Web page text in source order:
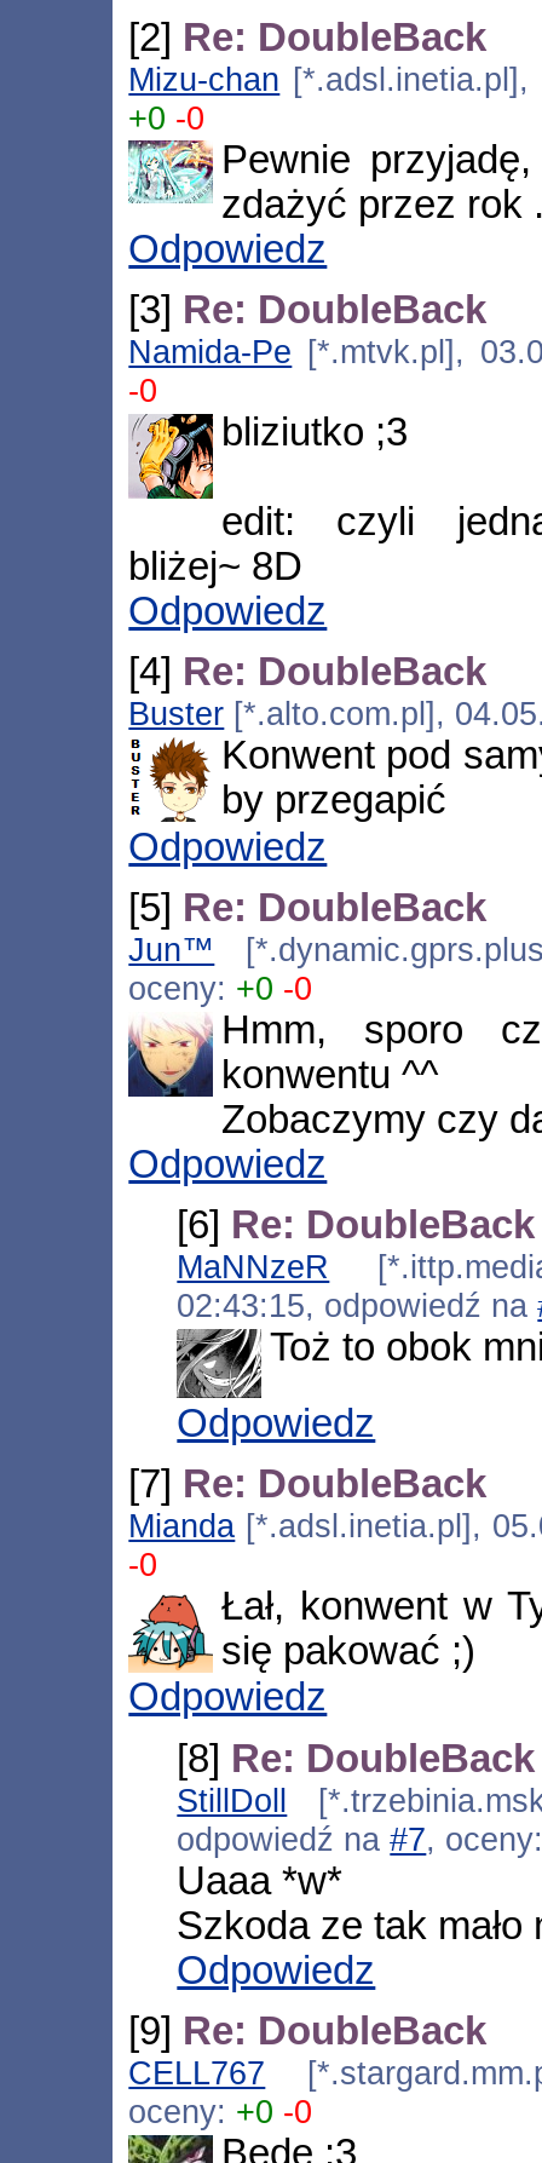
[2] Re: DoubleBack
Mizu-chan
+0 -0
Pewnie
zdażyć przez rok
Odpowiedz
[3] Re: DoubleBack
Namida-Pe [*.mtvk.pl],
-0
bliziutko ;3
edit: czyli
bliżej~ 8D
Odpowiedz
[4] Re: DoubleBack
Buster [*.alto.com.pl],
Konwent pod
by przegapić
Odpowiedz
[5] Re: DoubleBack
Jun™
oceny: +0 -0
Hmm, sporo
konwentu ^^
Zobaczymy czy
Odpowiedz
[6] Re: DoubleBack
MaNNzeR
02:43:15, odpowiedź na
Toż to obok
Odpowiedz
[7] Re: DoubleBack
Mianda [*.adsl.inetia.pl],
-0
Łał, konwent w
się pakować ;)
Odpowiedz
[8] Re: DoubleBack
StillDoll
odpowiedź na#7,
Uaaa *w*
Szkoda ze tak mało
Odpowiedz
[9] Re: DoubleBack
CELL767
oceny: +0 -0
Będę :3